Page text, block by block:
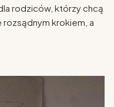
rodziców, którzy chcą
krokiem, a